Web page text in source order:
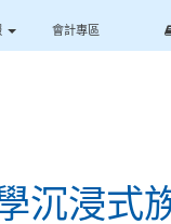
會計專區
沉浸式